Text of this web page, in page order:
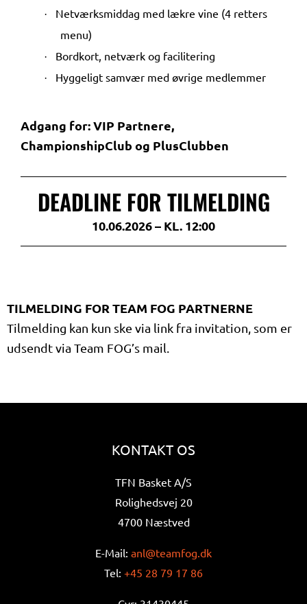
·
Netværksmiddag med lækre vine (4 retters
menu)
· Bordkort, netværk og facilitering
· Hyggeligt samvær med øvrige medlemmer
Adgang for: VIP Partnere,
ChampionshipClub og PlusClubben
DEADLINE FOR TILMELDING
10.06.2026 – KL. 12:00
TILMELDING FOR TEAM FOG PARTNERNE
Tilmelding kan kun ske via link fra invitation, som er
udsendt via Team FOG’s mail.
KONTAKT OS
TFN Basket A/S
Rolighedsvej 20
4700 Næstved
E-Mail: anl@teamfog.dk
Tel: +45 28 79 17 86